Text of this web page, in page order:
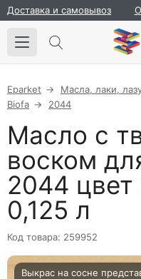
Доставка и самовывоз
Eparket Масла, лаки,
Biofa
2044
Масло с
воском
2044
0,125 л
Код товара: 259952
Выкрас на сосне